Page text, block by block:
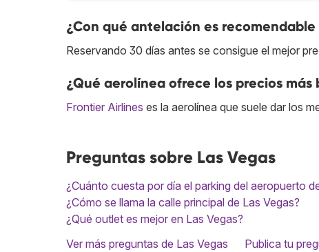
¿Con qué antelación es
Reservando 30 días antes se consigue el mejor
¿Qué aerolínea ofrece los precios
Frontier Airlines es la aerolínea que suele dar los
Preguntas sobre Las Vegas
¿Cuánto cuesta por día el parking del aeropuerto
¿Cómo se llama la calle principal de Las Vegas?
¿Qué outlet es mejor en Las Vegas?
Ver más preguntas de Las Vegas
Publica tu